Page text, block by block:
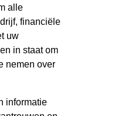
alle
financiële
uw
in staat om
nemen over
informatie